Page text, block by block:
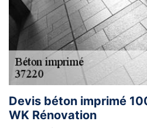
Devis béton imprimé
WK Rénovation